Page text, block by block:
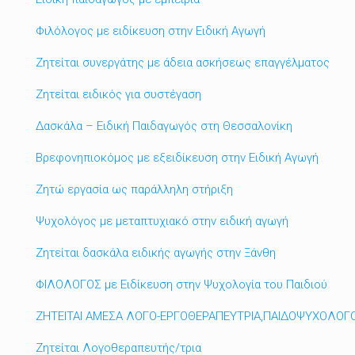
Φιλόλογος με ειδίκευση στην Ειδική Αγωγή
Ζητείται συνεργάτης με άδεια ασκήσεως επαγγέλματος
Ζητείται ειδικός για συστέγαση
Δασκάλα – Ειδική Παιδαγωγός στη Θεσσαλονίκη
Βρεφονηπιοκόμος με εξειδίκευση στην Ειδική Αγωγή
Ζητώ εργασία ως παράλληλη στήριξη
Ψυχολόγος με μεταπτυχιακό στην ειδική αγωγή
Ζητείται δασκάλα ειδικής αγωγής στην Ξάνθη
ΦΙΛΟΛΟΓΟΣ με Ειδίκευση στην Ψυχολογία του Παιδιού
ΖΗΤΕΙΤΑΙ ΑΜΕΣΑ ΛΟΓΟ-
Ζητείται Λογοθεραπευτής/τρια